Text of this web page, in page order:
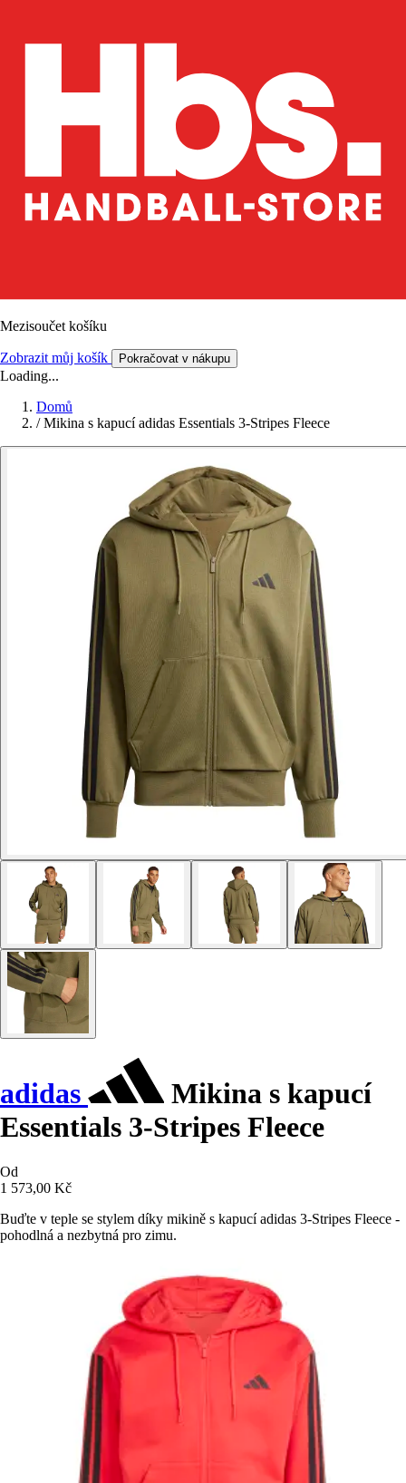
Mezisoučet košíku
Zobrazit můj košík Pokračovat v nákupu
Loading...
Domů
/ Mikina s kapucí adidas Essentials 3-Stripes Fleece
adidas
Mikina s kapucí
Essentials 3-Stripes Fleece
Od
1 573,00 Kč
Buďte v teple se stylem díky mikině s kapucí adidas 3-Stripes Fleece -
pohodlná a nezbytná pro zimu.